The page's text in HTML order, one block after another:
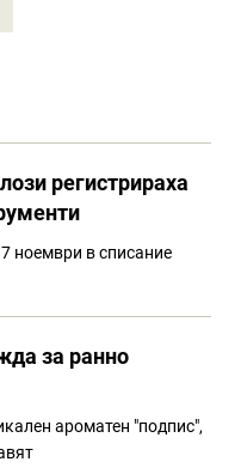
регистрираха
ноември в списание
за ранно
ароматен "подпис",